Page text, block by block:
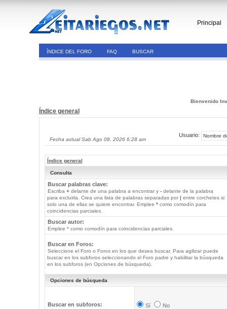
Principal
ÍNDICE DEL FORO FAQ BUSCAR
Bienvenido
Índice general
Fecha actual Sab Ago 08, 2026 6:28 am
Usuario:
Índice general
Consulta
Buscar palabras clave:
Escriba +delante de una palabra a encontrar y -delante de la palabra
para excluirla. Crea una lista de palabras separadas por | entre corchetes si
solo una de ellas se quiere encontrar. Emplee *como comodín para
coincidencias parciales.
Buscar autor:
Emplee * como comodín para coincidencias parciales.
Buscar en Foros:
Seleccione el Foro o Foros en los que desea buscar. Para agilizar puede
buscar en los subforos seleccionando el Foro padre y habilitar la búsqueda
en los subforos (en Opciones de búsqueda).
Opciones de búsqueda
Buscar en subforos: Sí No